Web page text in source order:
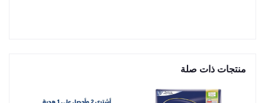
منتجات ذات صلة